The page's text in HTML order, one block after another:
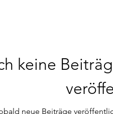
keine
neue Beiträge